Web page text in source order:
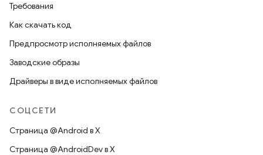
Требования
Как скачать код
Предпросмотр исполняемых файлов
Заводские образы
Драйверы в виде исполняемых файлов
СОЦСЕТИ
Страница @Android в X
Страница @AndroidDev в X